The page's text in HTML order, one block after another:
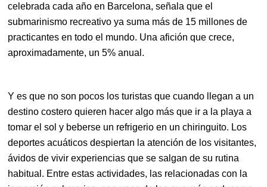
celebrada cada año en Barcelona, señala que el
submarinismo recreativo ya suma más de 15 millones de
practicantes en todo el mundo. Una afición que crece,
aproximadamente, un 5% anual.
Y es que no son pocos los turistas que cuando llegan a un
destino costero quieren hacer algo más que ir a la playa a
tomar el sol y beberse un refrigerio en un chiringuito. Los
deportes acuáticos despiertan la atención de los visitantes,
ávidos de vivir experiencias que se salgan de su rutina
habitual. Entre estas actividades, las relacionadas con la